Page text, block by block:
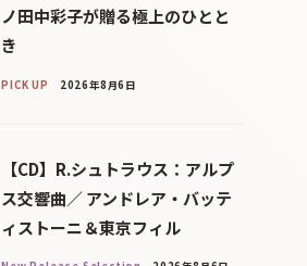
ノ田中彩子が贈る極上のひとと
き
PICK UP 2026年8月6日
【CD】R.シュトラウス：アルプ
ス交響曲／ アンドレア・バッテ
ィストーニ＆東京フィル